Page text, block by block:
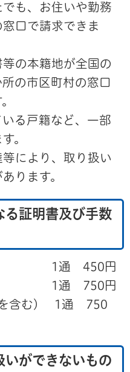
も、お住いや勤務
口で請求できま
の本籍地が全国の
の市区町村の窓口
る戸籍など、一部
。
により、取り扱い
ります。
る証明書及び手数
明書 1通 450円
明書 1通 750円
を含む) 1通 750
いができないもの